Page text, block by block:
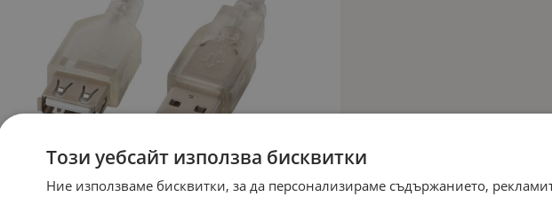
Този уебсайт използва бисквитки
Ние използваме бисквитки, за да персонализираме съдържанието,